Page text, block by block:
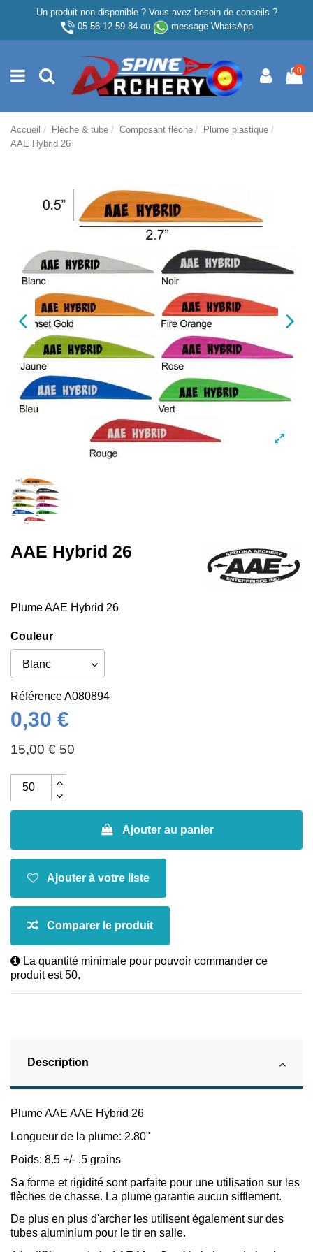
Un produit non disponible ? Vous avez besoin de conseils ?
05 56 12 59 84ou message WhatsApp
0
Accueil Flèche & tube Composant flèche
Plume plastique
AAE Hybrid 26
AAE Hybrid 26
Plume AAE Hybrid 26
Couleur
RéférenceA080894
0,30 €
15,00 € 50
Ajouter au panier
La quantité minimale pour pouvoir commander ce
produit est 50.
Description
Plume AAE AAE Hybrid 26
Longueur de la plume: 2.80"
Poids: 8.5 +/- .5 grains
Sa forme et rigidité sont parfaite pour une utilisation sur les
flèches de chasse. La plume garantie aucun sifflement.
De plus en plus d'archer les utilisent également sur des
tubes aluminium pour le tir en salle.